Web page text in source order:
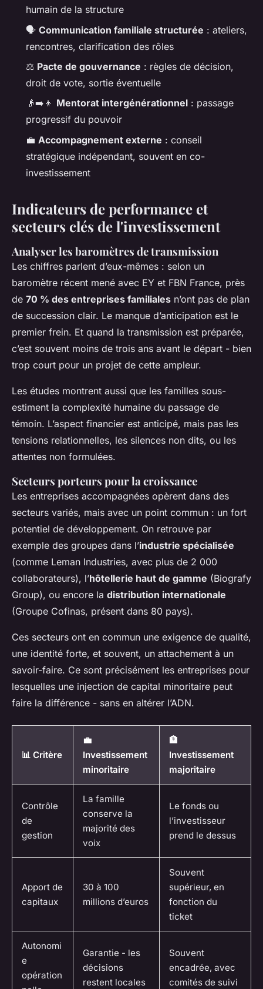
humain de la structure
🗣️ Communication familiale structurée : ateliers,
rencontres, clarification des rôles
⚖️ Pacte de gouvernance : règles de décision,
droit de vote, sortie éventuelle
👴➡️👦 Mentorat intergénérationnel : passage
progressif du pouvoir
💼 Accompagnement externe : conseil
stratégique indépendant, souvent en co-
investissement
Indicateurs de performance et
secteurs clés de l'investissement
Analyser les baromètres de transmission
Les chiffres parlent d’eux-mêmes : selon un
baromètre récent mené avec EY et FBN France, près
de 70 % des entreprises familiales n’ont pas de plan
de succession clair. Le manque d’anticipation est le
premier frein. Et quand la transmission est préparée,
c’est souvent moins de trois ans avant le départ - bien
trop court pour un projet de cette ampleur.
Les études montrent aussi que les familles sous-
estiment la complexité humaine du passage de
témoin. L’aspect financier est anticipé, mais pas les
tensions relationnelles, les silences non dits, ou les
attentes non formulées.
Secteurs porteurs pour la croissance
Les entreprises accompagnées opèrent dans des
secteurs variés, mais avec un point commun : un fort
potentiel de développement. On retrouve par
exemple des groupes dans l’industrie spécialisée
(comme Leman Industries, avec plus de 2 000
collaborateurs), l’hôtellerie haut de gamme (Biografy
Group), ou encore la distribution internationale
(Groupe Cofinas, présent dans 80 pays).
Ces secteurs ont en commun une exigence de qualité,
une identité forte, et souvent, un attachement à un
savoir-faire. Ce sont précisément les entreprises pour
lesquelles une injection de capital minoritaire peut
faire la différence - sans en altérer l’ADN.
📊 Critère
💼
Investissement
minoritaire
🏦
Investissement
majoritaire
Contrôle
de
gestion
La famille
conserve la
majorité des
voix
Le fonds ou
l’investisseur
prend le dessus
Apport de
capitaux
30 à 100
millions d’euros
Souvent
supérieur, en
fonction du
ticket
Autonomi
e
opération
Garantie - les
décisions
restent locales
Souvent
encadrée, avec
comités de suivi